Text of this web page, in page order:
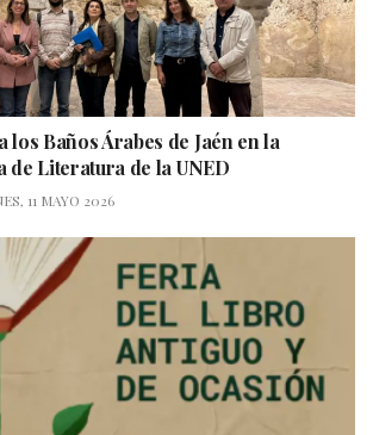
los Baños Árabes de Jaén en la
de Literatura de la UNED
11 MAYO 2026